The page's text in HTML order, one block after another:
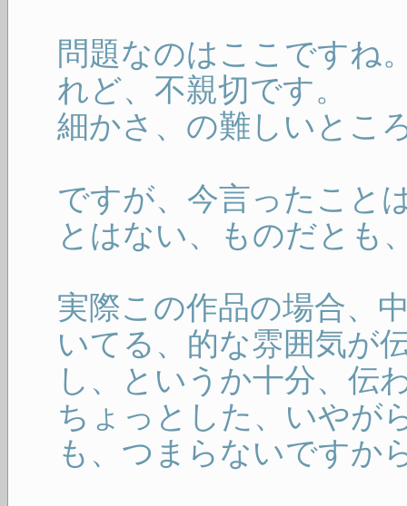
問題なのはここですね
れど、不親切です。
細かさ、の難しいとこ
ですが、今言ったこと
とはない、ものだとも
実際この作品の場合、
いてる、的な雰囲気が
し、というか十分、伝
ちょっとした、いやが
も、つまらないですか